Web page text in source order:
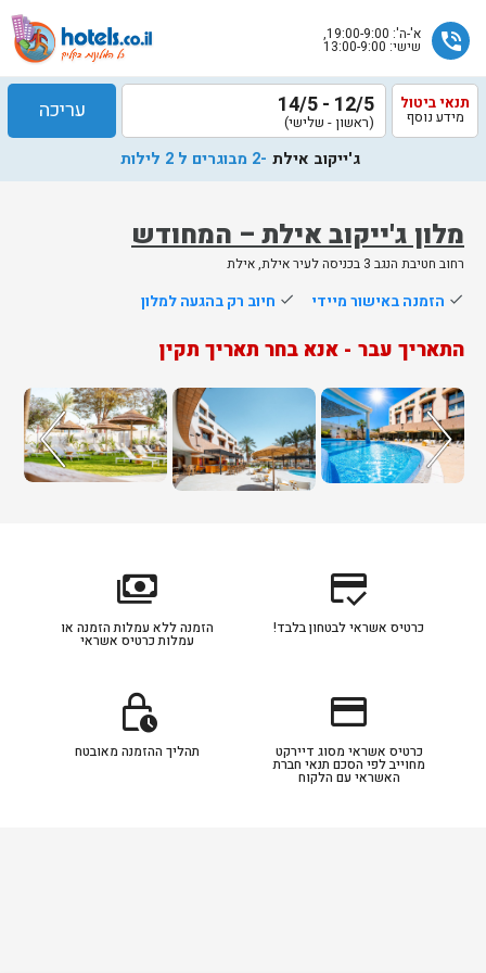
phone_in_talk א'-ה': 19:00-9:00,
שישי: 13:00-9:00
מלון ג'ייקוב אילת – המחודש
רחוב חטיבת הנגב 3 בכניסה לעיר אילת, אילת
תנאי ביטול
מידע נוסף 12/5 - 14/5
(ראשון - שלישי) עריכה
ג'ייקוב אילת -2 מבוגרים ל 2 לילות
done הזמנה באישור מיידי done חיוב רק בהגעה למלון
התאריך עבר - אנא בחר תאריך תקין
שלח
הוטלס
אליך
בשעות
הפעילות
credit_score
כרטיס אשראי לבטחון בלבד!
payments
הזמנה ללא עמלות הזמנה או
עמלות כרטיס אשראי
credit_card
כרטיס אשראי מסוג דיירקט
מחוייב לפי הסכם תנאי חברת
האשראי עם הלקוח
lock_clock
תהליך ההזמנה מאובטח